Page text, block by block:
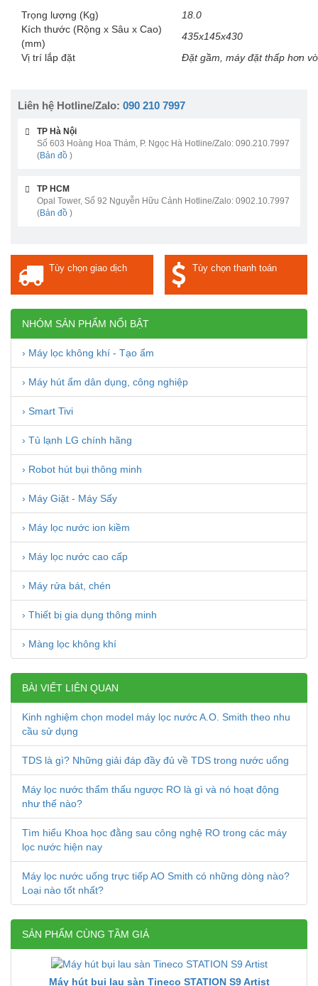
Trọng lượng (Kg)
18.0
Kích thước (Rộng x Sâu x Cao)
(mm)
435x145x430
Vị trí lắp đặt
Đặt gầm, máy đặt thấp hơn
Liên hệ Hotline/Zalo: 090 210 7997
TP Hà Nội
Số 603 Hoàng Hoa Thám, P. Ngọc Hà Hotline/Zalo: 090.210.7997
(Bản đồ )
TP HCM
Opal Tower, Số 92 Nguyễn Hữu Cảnh Hotline/Zalo: 0902.10.7997
(Bản đồ )
Tùy chọn giao dịch Tùy chọn thanh toán
NHÓM SẢN PHẨM NỔI BẬT
› Máy lọc không khí - Tạo ẩm
› Máy hút ẩm dân dụng, công nghiệp
› Smart Tivi
› Tủ lạnh LG chính hãng
› Robot hút bụi thông minh
› Máy Giặt - Máy Sấy
› Máy lọc nước ion kiềm
› Máy lọc nước cao cấp
› Máy rửa bát, chén
› Thiết bị gia dụng thông minh
› Màng lọc không khí
BÀI VIẾT LIÊN QUAN
Kinh nghiệm chọn model máy lọc nước A.O. Smith theo nhu
cầu sử dụng
TDS là gì? Những giải đáp đầy đủ về TDS trong nước uống
Máy lọc nước thẩm thấu ngược RO là gì và nó hoạt động
như thế nào?
Tìm hiểu Khoa học đằng sau công nghệ RO trong các máy
lọc nước hiện nay
Máy lọc nước uống trực tiếp AO Smith có những dòng nào?
Loại nào tốt nhất?
SẢN PHẨM CÙNG TẦM GIÁ
Máy hút bụi lau sàn Tineco STATION S9 Artist